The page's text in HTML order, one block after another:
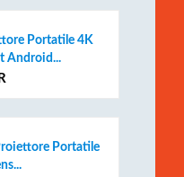
Portatile 4K
Android...
Portatile